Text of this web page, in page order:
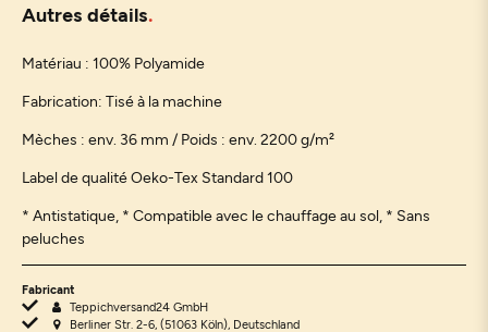
Autres détails
Matériau : 100% Polyamide
Fabrication: Tisé à la machine
Mèches : env. 36 mm / Poids : env. 2200 g/m²
Label de qualité Oeko-Tex Standard 100
* Antistatique, * Compatible avec le chauffage au sol, * Sans
peluches
Fabricant
Teppichversand24 GmbH
Berliner Str. 2-6, (51063 Köln), Deutschland